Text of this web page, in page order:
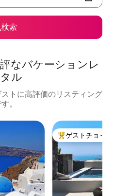
検索
なバケーションレ
ル
トに高評価のリスティング
。
大好評のゲスト
ゲストチョイス